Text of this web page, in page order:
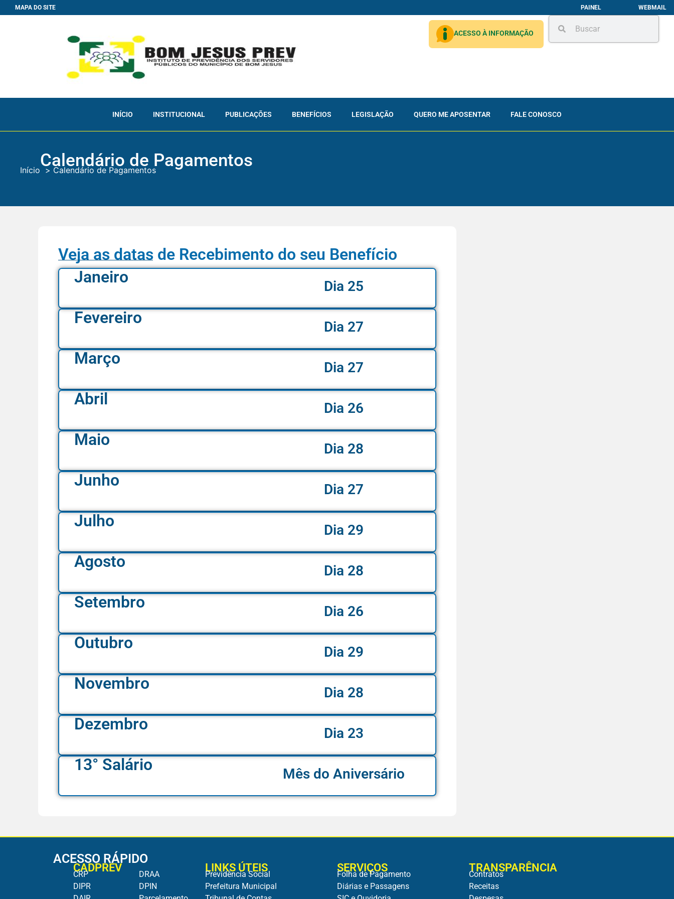
MAPA DO SITE PAINEL WEBMAIL
ACESSO À INFORMAÇÃO
INÍCIO INSTITUCIONAL PUBLICAÇÕES BENEFÍCIOS LEGISLAÇÃO QUERO ME APOSENTAR FALE CONOSCO
Calendário de Pagamentos
Início Calendário de Pagamentos
Veja as datas de Recebimento do seu Benefício
Janeiro
Dia 25
Fevereiro Dia 27
Março Dia 27
Abril Dia 26
Maio Dia 28
Junho Dia 27
Julho Dia 29
Agosto Dia 28
Setembro Dia 26
Outubro Dia 29
Novembro Dia 28
Dezembro Dia 23
13° Salário Mês do Aniversário
ACESSO RÁPIDO
CADPREV
CRP
DIPR
DRAA
DPIN
LINKS ÚTEIS
Previdência Social
Prefeitura Municipal
SERVIÇOS
Folha de Pagamento
Diárias e Passagens
TRANSPARÊNCIA
Contratos
Receitas